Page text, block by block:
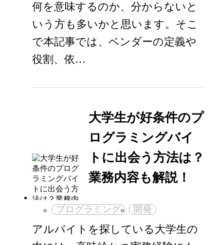
何を意味するのか、分からないと
いう方も多いかと思います。そこ
で本記事では、ベンダーの定義や
役割、依…
大学生が好条件のプ
ログラミングバイ
トに出会う方法は？
業務内容も解説！
プログラミング 開発
アルバイトを探している大学生の